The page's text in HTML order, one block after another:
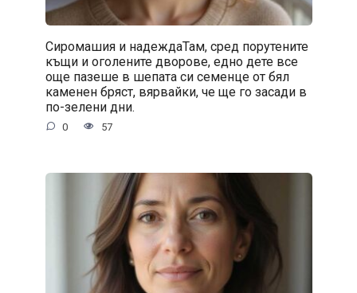
Сиромашия и надеждаТам, сред порутените
къщи и оголените дворове, едно дете все
още пазеше в шепата си семенце от бял
каменен бряст, вярвайки, че ще го засади в
по-зелени дни.
0 57